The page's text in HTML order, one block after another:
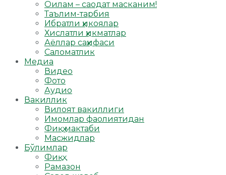
Оилам – саодат масканим!
Таълим-тарбия
Ибратли ҳикоялар
Хислатли ҳикматлар
Аёллар саҳифаси
Саломатлик
Медиа
Видео
Фото
Аудио
Вакиллик
Вилоят вакиллиги
Имомлар фаолиятидан
Фиқҳ мактаби
Масжидлар
Бўлимлар
Фиқҳ
Рамазон